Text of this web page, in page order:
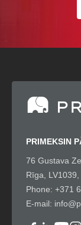
PRIMEKSIN
76 Gustava
Rīga,
Phone: +371
E-mail: